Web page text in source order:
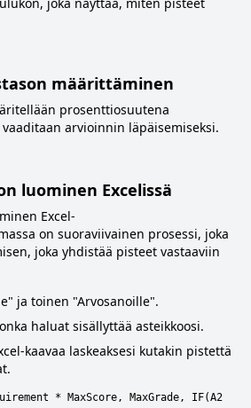
määrittäminen
prosenttiosuutena
arvioinnin läpäisemiseksi.
luominen Excelissä
Excel-
on suoraviivainen prosessi, joka
joka yhdistää pisteet vastaaviin
ja toinen "Arvosanoille".
haluat sisällyttää asteikkoosi.
kaavaa laskeaksesi kutakin pistettä
* MaxScore, MaxGrade, IF(A2